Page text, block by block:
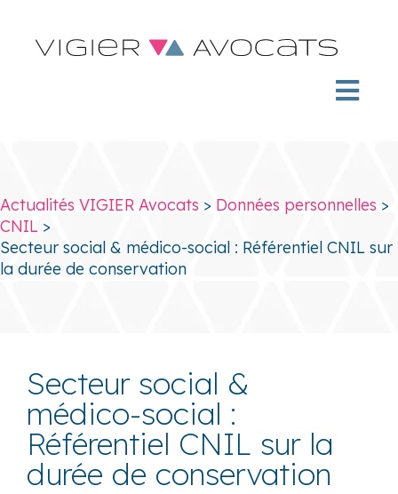
Actualités VIGIER Avocats > Données personnelles >
CNIL >
Secteur social & médico-social : Référentiel CNIL sur
la durée de conservation
Secteur social &
médico-social :
Référentiel CNIL sur la
durée de conservation